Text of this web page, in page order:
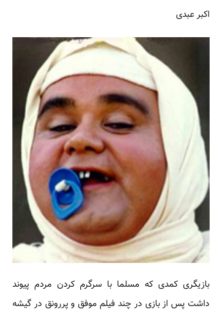
اکبر عبدی
بازیگری کمدی که مسلما با سرگرم کردن مردم پیوند
داشت پس از بازی در چند فیلم موفق و پررونق در گیشه